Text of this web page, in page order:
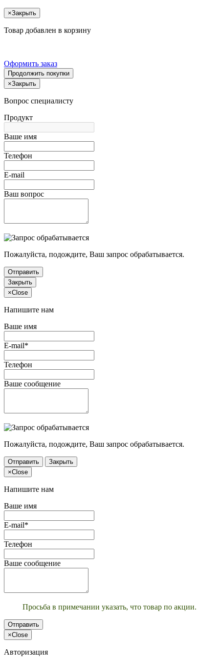
×Закрыть
Товар добавлен в корзину
Оформить заказ
Продолжить покупки
×Закрыть
Вопрос специалисту
Продукт
Ваше имя
Телефон
E-mail
Ваш вопрос
Пожалуйста, подождите, Ваш запрос обрабатывается.
Отправить
Закрыть
×Close
Напишите нам
Ваше имя
E-mail*
Телефон
Ваше сообщение
Пожалуйста, подождите, Ваш запрос обрабатывается.
Отправить
Закрыть
×Close
Напишите нам
Ваше имя
E-mail*
Телефон
Ваше сообщение
Просьба в примечании указать, что товар по акции.
Отправить
×Close
Авторизация